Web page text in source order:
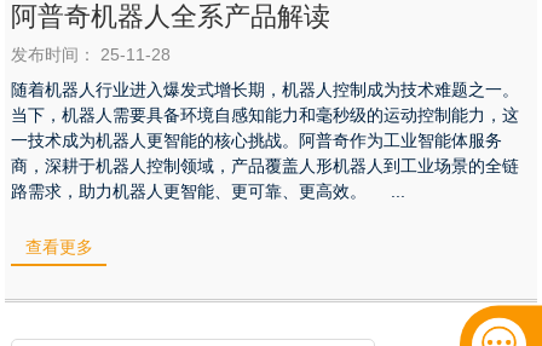
阿普奇机器人全系产品解读
发布时间： 25-11-28
随着机器人行业进入爆发式增长期，机器人控制成为技术难题之一。
当下，机器人需要具备环境自感知能力和毫秒级的运动控制能力，这
一技术成为机器人更智能的核心挑战。阿普奇作为工业智能体服务
商，深耕于机器人控制领域，产品覆盖人形机器人到工业场景的全链
查看更多